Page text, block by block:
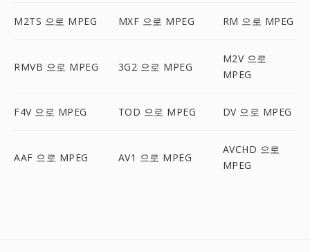
M2TS 으로 MPEG MXF 으로 MPEG RM 으로 MPEG
RMVB 으로 MPEG 3G2 으로 MPEG
M2V 으로
MPEG
F4V 으로 MPEG TOD 으로 MPEG DV 으로 MPEG
AAF 으로 MPEG AV1 으로 MPEG
AVCHD 으로
MPEG